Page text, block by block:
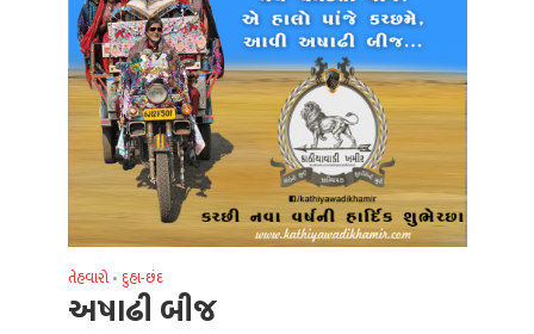
તેહવારો • દુહા-છંદ
અષાઢી બીજ